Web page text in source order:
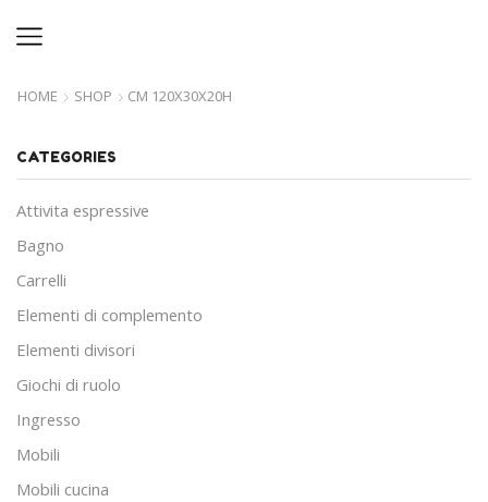
HOME SHOP CM 120X30X20H
CATEGORIES
Attivita espressive
Bagno
Carrelli
Elementi di complemento
Elementi divisori
Giochi di ruolo
Ingresso
Mobili
Mobili cucina